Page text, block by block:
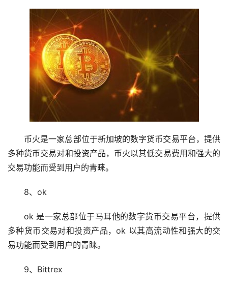
币火是一家总部位于新加坡的数字货币交易平台，提供
多种货币交易对和投资产品，币火以其低交易费用和强大的
交易功能而受到用户的青睐。
8、ok
ok 是一家总部位于马耳他的数字货币交易平台，提供
多种货币交易对和投资产品，ok 以其高流动性和强大的交
易功能而受到用户的青睐。
9、Bittrex